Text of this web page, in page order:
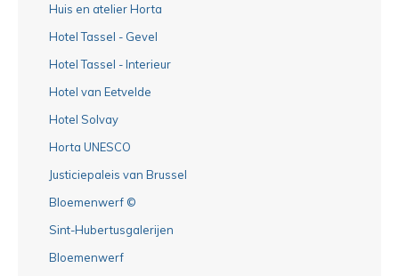
Huis en atelier Horta
Hotel Tassel - Gevel
Hotel Tassel - Interieur
Hotel van Eetvelde
Hotel Solvay
Horta UNESCO
Justiciepaleis van Brussel
Bloemenwerf ©
Sint-Hubertusgalerijen
Bloemenwerf